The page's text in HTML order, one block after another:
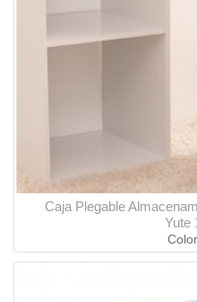
Caja Plegable
Yute